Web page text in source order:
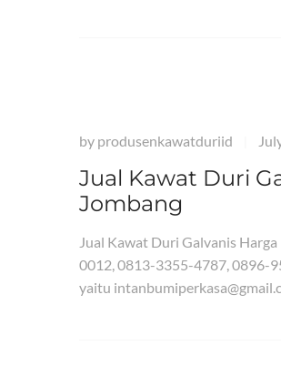
by produsenkawatduriid
Jual Kawat Duri
Jombang
Jual Kawat Duri Galvanis
0012, 0813-3355-4787, 0896-
yaitu